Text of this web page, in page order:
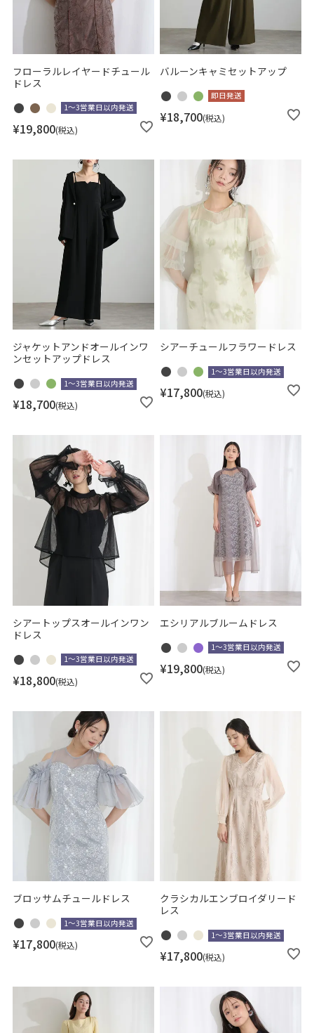
フローラルレイヤードチュール
ドレス
1～3営業日以内発送
¥19,800 税込
バルーンキャミセットアップ
即日発送
¥18,700 税込
ジャケットアンドオールインワ
ンセットアップドレス
1～3営業日以内発送
¥18,700 税込
シアーチュールフラワードレス
1～3営業日以内発送
¥17,800 税込
シアートップスオールインワン
ドレス
1～3営業日以内発送
¥18,800 税込
エシリアルブルームドレス
1～3営業日以内発送
¥19,800 税込
ブロッサムチュールドレス
1～3営業日以内発送
¥17,800 税込
クラシカルエンブロイダリード
レス
1～3営業日以内発送
¥17,800 税込